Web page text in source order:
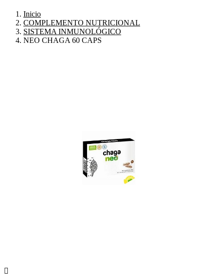
Inicio
COMPLEMENTO NUTRICIONAL
SISTEMA INMUNOLÓGICO
NEO CHAGA 60 CAPS
